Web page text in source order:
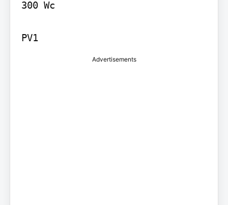
300 Wc
PV1
Advertisements